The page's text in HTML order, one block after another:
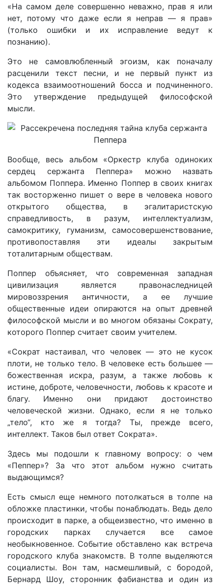
«На самом деле совершенно неважно, прав я или
нет, потому что даже если я неправ — я прав»
(только ошибки и их исправление ведут к
познанию).
Это не самовлюбленный эгоизм, как поначалу
расценили текст песни, и не первый пункт из
кодекса взаимоотношений босса и подчиненного.
Это утверждение предыдущей философской
мысли.
Вообще, весь альбом «Оркестр клуба одиноких
сердец сержанта Пеппера» можно назвать
альбомом Поппера. Именно Поппер в своих книгах
так восторженно пишет о вере в человека нового
открытого общества, в эгалитаристскую
справедливость, в разум, интеллектуализм,
самокритику, гуманизм, самосовершенствование,
противопоставляя эти идеалы закрытым
тоталитарным обществам.
Поппер объясняет, что современная западная
цивилизация является правонаследницей
мировоззрения античности, а ее лучшие
общественные идеи опираются на опыт древней
философской мысли и во многом обязаны Сократу,
которого Поппер считает своим учителем.
«Сократ настаивал, что человек — это не кусок
плоти, не только тело. В человеке есть большее —
божественная искра, разум, а также любовь к
истине, доброте, человечности, любовь к красоте и
благу. Именно они придают достоинство
человеческой жизни. Однако, если я не только
„тело“, кто же я тогда? Ты, прежде всего,
интеллект. Таков был ответ Сократа».
Здесь мы подошли к главному вопросу: о чем
«Пеппер»? За что этот альбом нужно считать
выдающимся?
Есть смысл еще немного потолкаться в толпе на
обложке пластинки, чтобы понаблюдать. Ведь дело
происходит в парке, а общеизвестно, что именно в
городских парках случается все самое
необыкновенное. Событие обставлено как встреча
городского клуба знакомств. В толпе выделяются
социалисты. Вон там, насмешливый, с бородой,
Бернард Шоу, сторонник фабианства и один из